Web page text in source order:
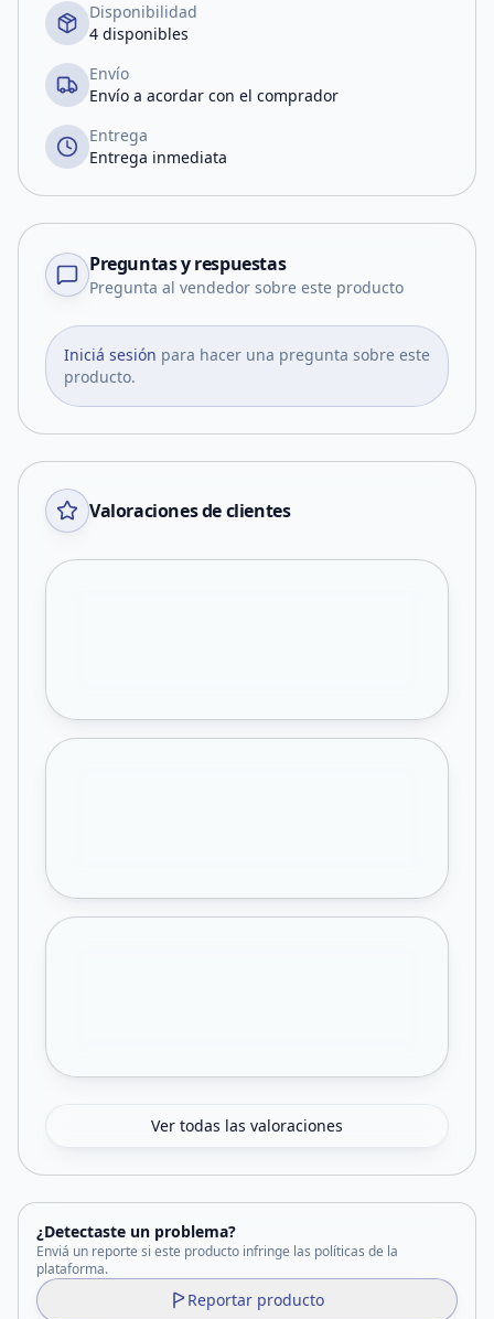
Disponibilidad
4 disponibles
Envío
Envío a acordar con el comprador
Entrega
Entrega inmediata
Preguntas y respuestas
Pregunta al vendedor sobre este producto
Iniciá sesión para hacer una pregunta sobre este
producto.
Valoraciones de clientes
Ver todas las valoraciones
¿Detectaste un problema?
Enviá un reporte si este producto infringe las políticas de la
plataforma.
Reportar producto